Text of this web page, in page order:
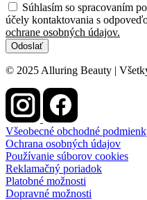
Súhlasím so spracovaním
účely kontaktovania s
ochrane osobných údajov.
Odoslať
© 2025 Alluring Beauty |
Všeobecné obchodné
Ochrana osobných údajov
Používanie súborov cookies
Reklamačný poriadok
Platobné možnosti
Dopravné možnosti